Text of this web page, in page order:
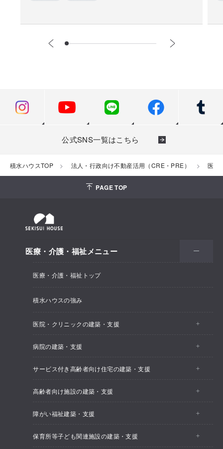
公式SNS一覧はこちら
積水ハウスTOP 法人・行政向け不動産活用（CRE・PRE） 医療
PAGE TOP
医療・介護・福祉メニュー
医療・介護・福祉トップ
積水ハウスの強み
医院・クリニックの建築・支援
医院・クリニックトップ
医院・クリニックの建築実例
感染対策されたクリニックの建築実例
病院の建築・支援
病院トップ
積水ハウスの病院づくり
サービス付き高齢者向け住宅の建築・支援
サービス付き高齢者向け住宅トップ
建築実例
高齢者向け施設の建築・支援
高齢者向け施設トップ
高齢者向け施設の建築実例
障がい福祉建築・支援
障がい福祉建築トップ
保育所等子ども関連施設の建築・支援